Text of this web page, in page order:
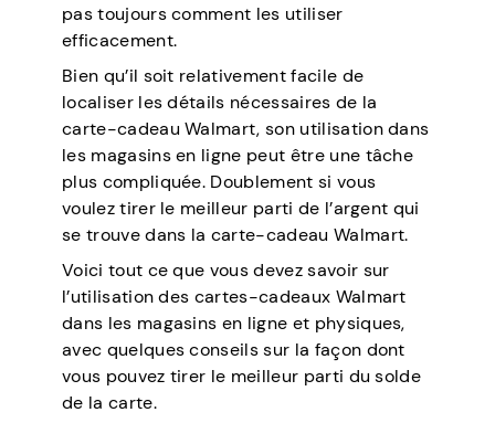
pas toujours comment les utiliser
efficacement.
Bien qu’il soit relativement facile de
localiser les détails nécessaires de la
carte-cadeau Walmart, son utilisation dans
les magasins en ligne peut être une tâche
plus compliquée. Doublement si vous
voulez tirer le meilleur parti de l’argent qui
se trouve dans la carte-cadeau Walmart.
Voici tout ce que vous devez savoir sur
l’utilisation des cartes-cadeaux Walmart
dans les magasins en ligne et physiques,
avec quelques conseils sur la façon dont
vous pouvez tirer le meilleur parti du solde
de la carte.